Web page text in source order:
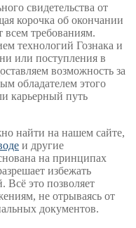
свидетельства от
корочка об окончании
всем требованиям.
технологий Гознака и
или поступления в
возможность за
обладателем этого
карьерный путь
найти на нашем сайте,
и другие
на принципах
избежать
Всё это позволяет
не отрываясь от
документов.